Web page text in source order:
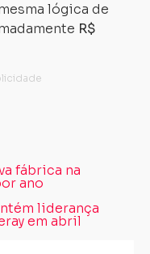
lógica de
R$
fábrica na
ano
liderança
em abril